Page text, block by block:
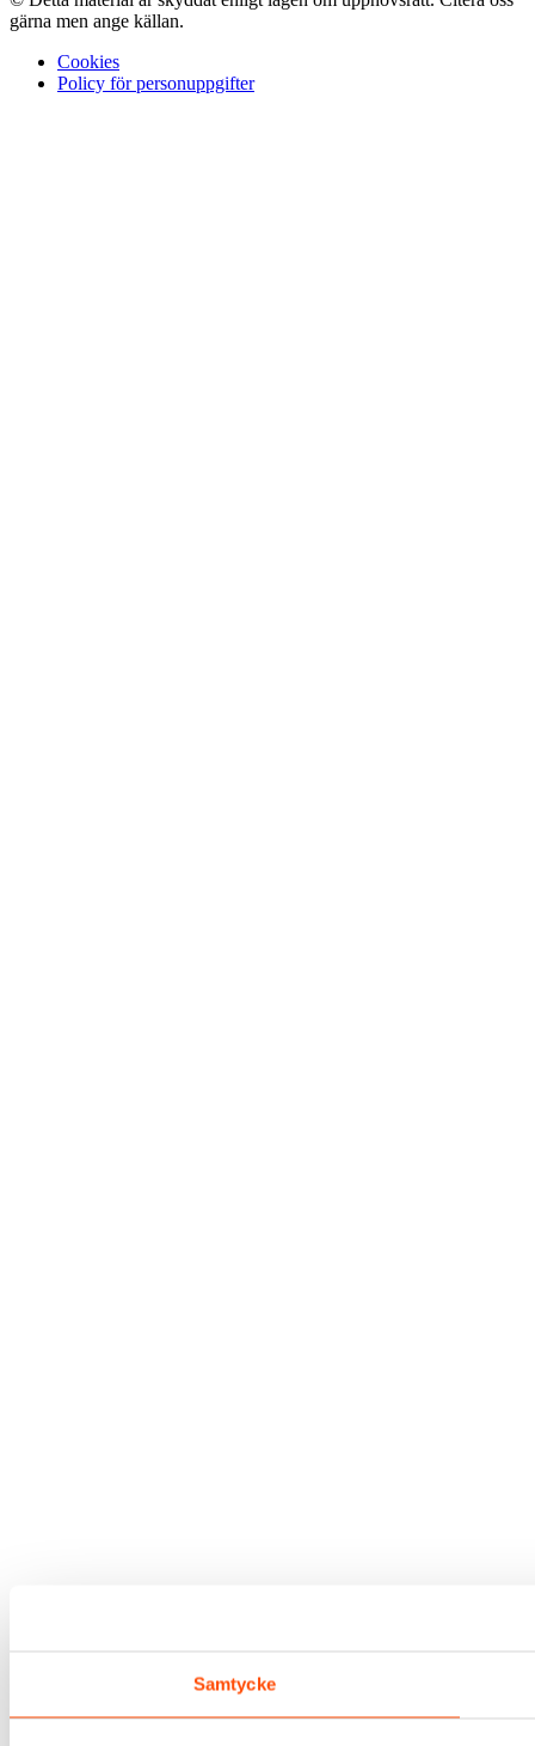
Samtycke
gärna men ange källan.
Cookies
Policy för personuppgifter